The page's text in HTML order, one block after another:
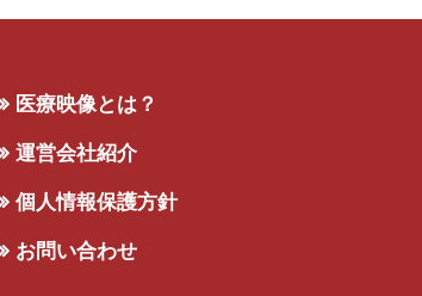
医療映像とは？
運営会社紹介
個人情報保護方針
お問い合わせ